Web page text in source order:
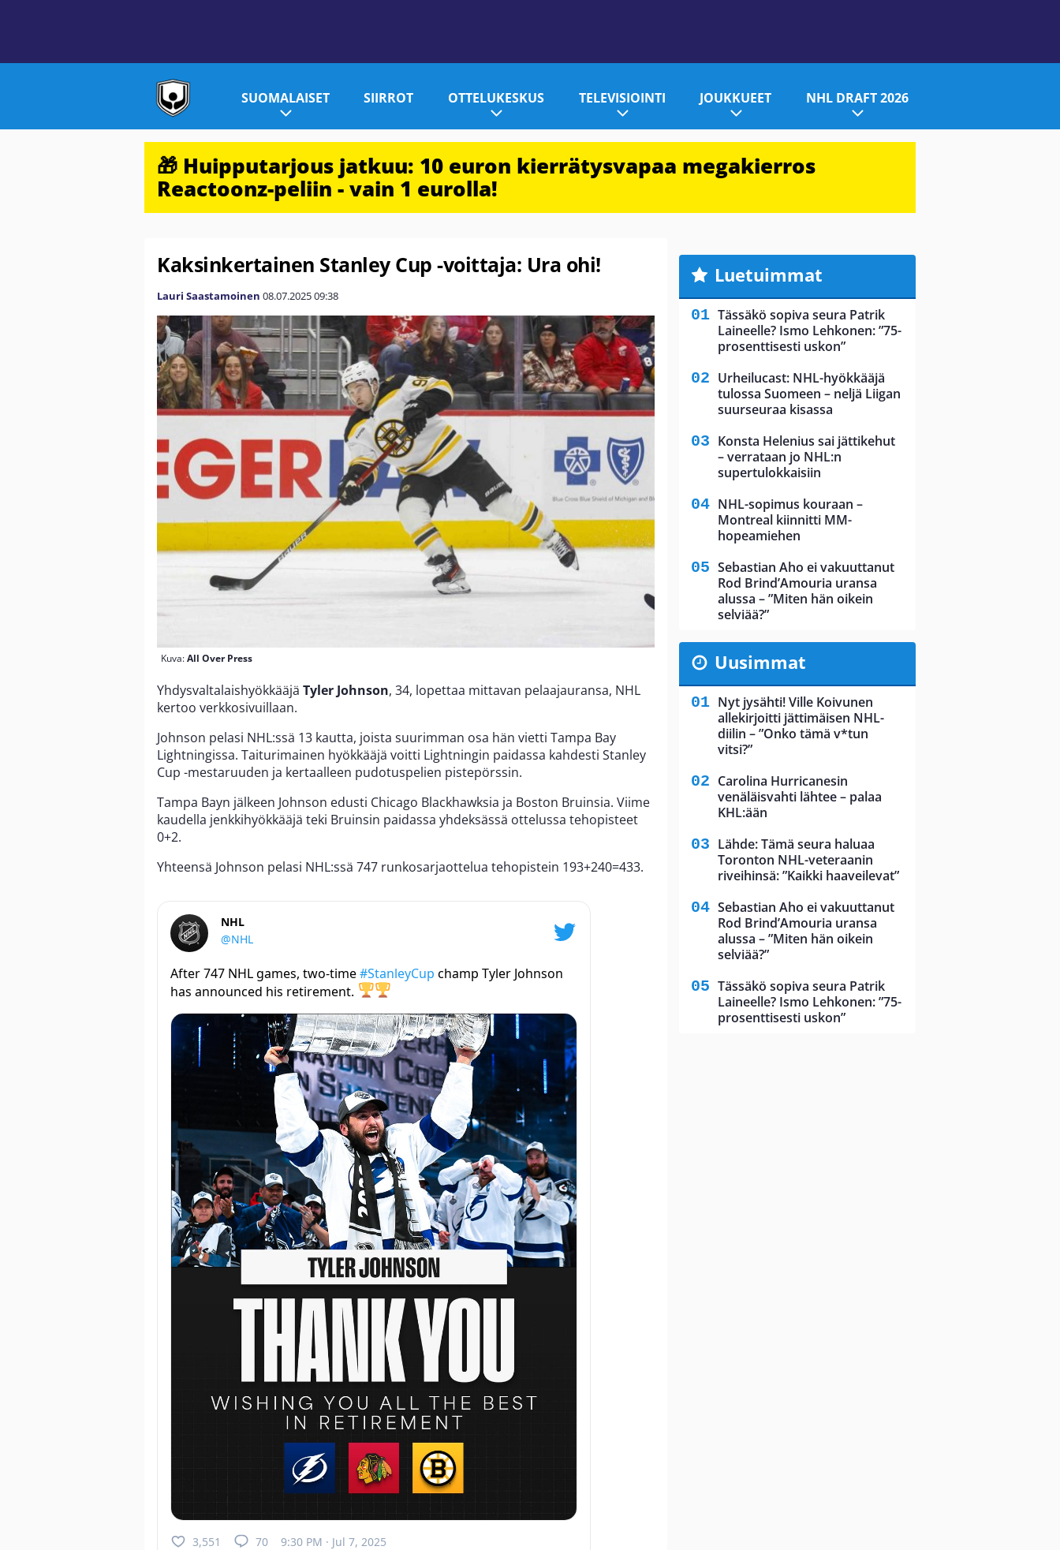
SUOMALAISET SIIRROT OTTELUKESKUS TELEVISIOINTI JOUKKUEET NHL DRAFT 2026
🎁 Huipputarjous jatkuu: 10 euron kierrätysvapaa megakierros
Reactoonz-peliin - vain 1 eurolla!
Kaksinkertainen Stanley Cup -voittaja: Ura ohi!
Lauri Saastamoinen 08.07.202509:38
Kuva:All Over Press
Yhdysvaltalaishyökkääjä Tyler Johnson, 34, lopettaa mittavan pelaajauransa, NHL
kertoo verkkosivuillaan.
Johnson pelasi NHL:ssä 13 kautta, joista suurimman osa hän vietti Tampa Bay
Lightningissa. Taiturimainen hyökkääjä voitti Lightningin paidassa kahdesti Stanley
Cup -mestaruuden ja kertaalleen pudotuspelien pistepörssin.
Tampa Bayn jälkeen Johnson edusti Chicago Blackhawksia ja Boston Bruinsia. Viime
kaudella jenkkihyökkääjä teki Bruinsin paidassa yhdeksässä ottelussa tehopisteet
0+2.
Yhteensä Johnson pelasi NHL:ssä 747 runkosarjaottelua tehopistein 193+240=433.
NHL
@NHL
After 747 NHL games, two-time#StanleyCup champ Tyler Johnson
has announced his retirement.
3,551 70 9:30 PM · Jul 7, 2025
Luetuimmat
Tässäkö sopiva seura Patrik
Laineelle? Ismo Lehkonen: ”75-
prosenttisesti uskon”
Urheilucast: NHL-hyökkääjä
tulossa Suomeen – neljä Liigan
suurseuraa kisassa
Konsta Helenius sai jättikehut
– verrataan jo NHL:n
supertulokkaisiin
NHL-sopimus kouraan –
Montreal kiinnitti MM-
hopeamiehen
Sebastian Aho ei vakuuttanut
Rod Brind’Amouria uransa
alussa – ”Miten hän oikein
selviää?”
Uusimmat
Nyt jysähti! Ville Koivunen
allekirjoitti jättimäisen NHL-
diilin – ”Onko tämä v*tun
vitsi?”
Carolina Hurricanesin
venäläisvahti lähtee – palaa
KHL:ään
Lähde: Tämä seura haluaa
Toronton NHL-veteraanin
riveihinsä: ”Kaikki haaveilevat”
Sebastian Aho ei vakuuttanut
Rod Brind’Amouria uransa
alussa – ”Miten hän oikein
selviää?”
Tässäkö sopiva seura Patrik
Laineelle? Ismo Lehkonen: ”75-
prosenttisesti uskon”